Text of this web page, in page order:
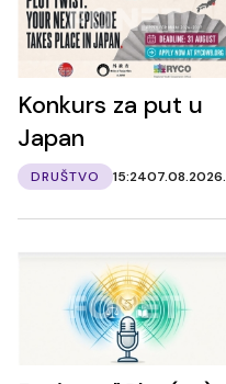
Konkurs za put u
Japan
DRUŠTVO 15:2407.08.2026.